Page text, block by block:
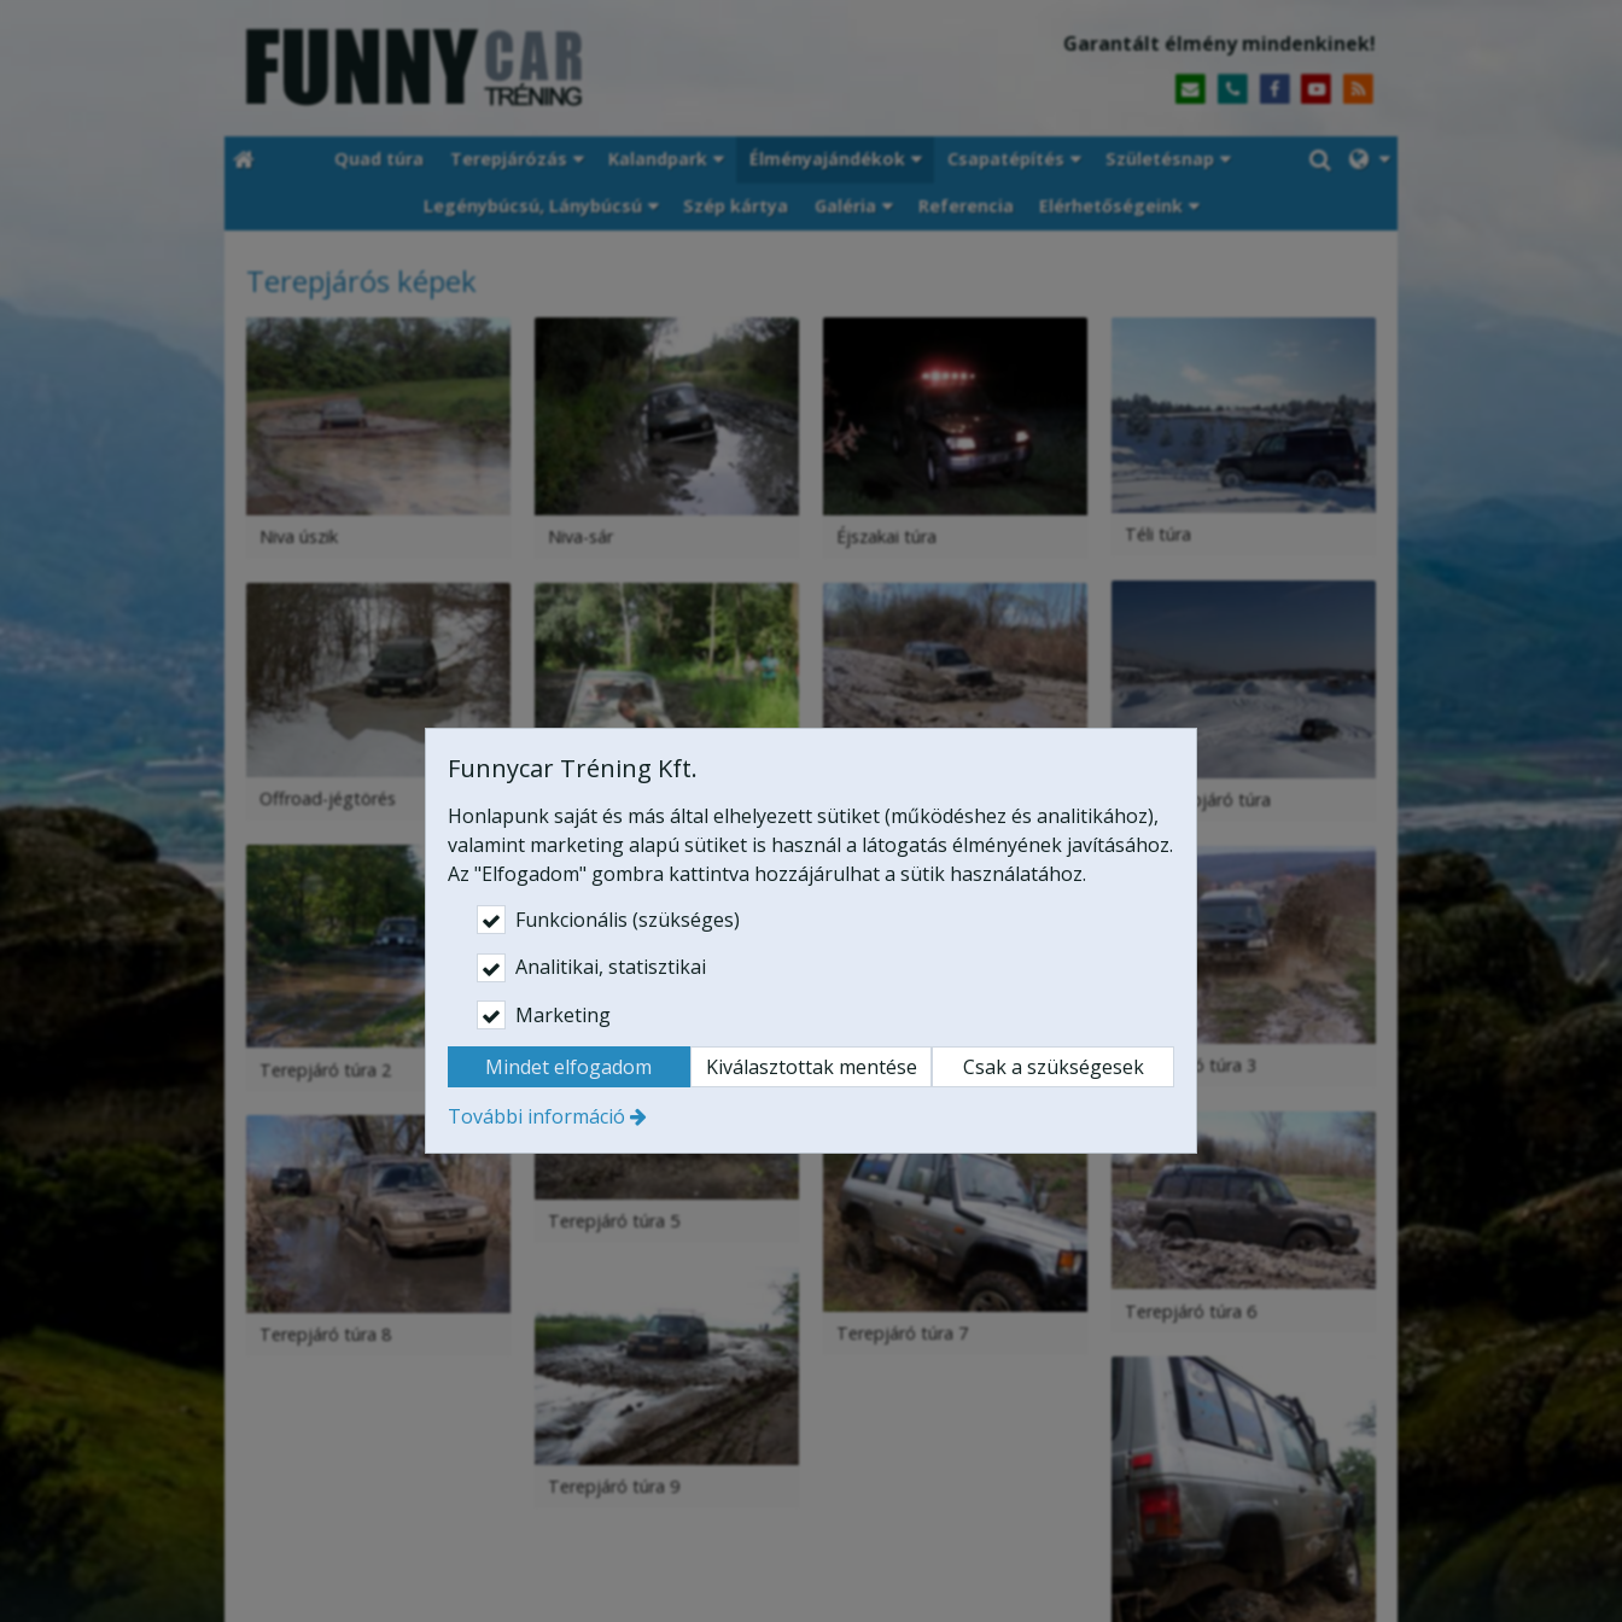
Garantált élmény mindenkinek!
Quad túra Terepjárózás Kalandpark Élményajándékok Csapatépítés Születésnap
Legénybúcsú, Lánybúcsú Szép kártya Galéria Referencia Elérhetőségeink
Terepjárós képek
Niva úszik Niva-sár Éjszakai túra Téli túra
Téli terepjáró túra
Offroad-jégtörés
Csörlőzés
Terepjáró túra 1
Terepjáró túra 2 Terepjáró túra 3
Terepjáró túra 4
Terepjáró túra 5
Terepjáró túra 6
Terepjáró túra 7
Terepjáró túra 8
Terepjáró túra 9
Funnycar Tréning Kft.
Honlapunk saját és más által elhelyezett sütiket (működéshez és analitikához),
valamint marketing alapú sütiket is használ a látogatás élményének javításához.
Az "Elfogadom" gombra kattintva hozzájárulhat a sütik használatához.
Funkcionális (szükséges)
Analitikai, statisztikai
Marketing
Mindet elfogadom
Kiválasztottak mentése
Csak a szükségesek
További információ